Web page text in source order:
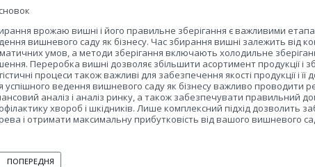
врожаю вишні і його правильне зберігання є важливими
вишневого саду як бізнесу. Час збирання вишні залежить від
умов, а методи зберігання включають холодильне
Переробка вишні дозволяє збільшити асортимент продукції і
процеси також важливі для забезпечення якості продукції і її
успішного ведення вишневого саду як бізнесу важливо проводити
аналіз і аналіз ринку, а також забезпечувати правильний
хвороб і шкідників. Лише комплексний підхід дозволить
і отримати максимальну прибутковість від вашого вишневого
СТАТТЯ: ВИШНЕВИЙ САД ЯК БІЗНЕС: ЩО ПОТРІБНО ЗНАТИ ПЕРЕД
ПОПЕРЕДНЯ